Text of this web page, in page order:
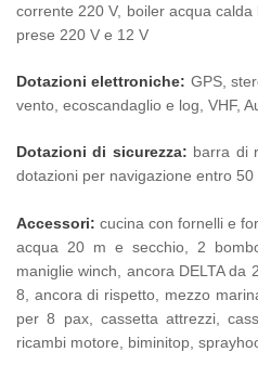
corrente 220 V, boiler acqua
prese 220 V e 12 V
Dotazioni elettroniche: GPS,
vento, ecoscandaglio e log, VHF,
Dotazioni di sicurezza: barra di
dotazioni per navigazione entro 50
Accessori: cucina con fornelli e
acqua 20 m e secchio, 2
maniglie winch, ancora DELTA
8, ancora di rispetto, mezzo
per 8 pax, cassetta attrezzi,
ricambi motore, biminitop,